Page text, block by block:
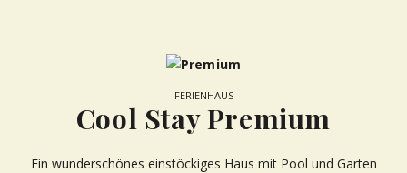
FERIENHAUS
Cool Stay Premium
Ein wunderschönes einstöckiges Haus mit Pool und Garten